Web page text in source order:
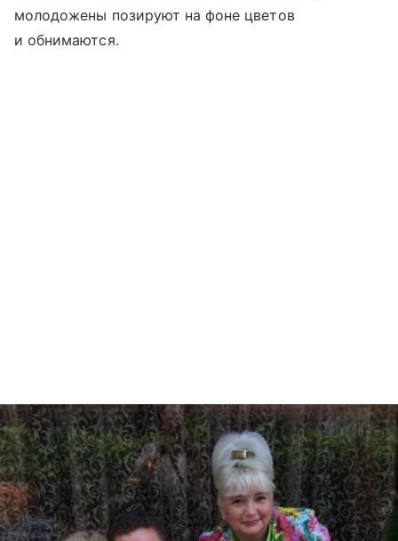
молодожены позируют на фоне цветов
и обнимаются.